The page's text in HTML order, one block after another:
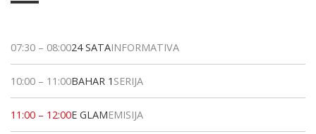
07:30 – 08:0024 SATAINFORMATIVA
10:00 – 11:00BAHAR 1 SERIJA
11:00 – 12:00E GLAMEMISIJA